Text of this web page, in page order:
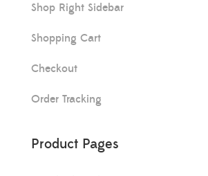
Shop Right Sidebar
Shopping Cart
Checkout
Order Tracking
Product Pages